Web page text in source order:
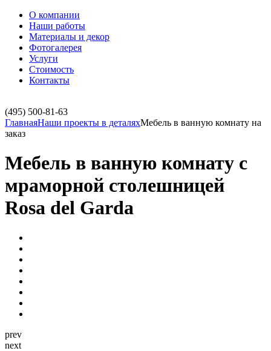
О компании
Наши работы
Материалы и декор
Фотогалерея
Услуги
Стоимость
Контакты
(495) 500-81-63
ГлавнаяНаши проекты в деталяхМебель в ванную комнату на
заказ
Мебель в ванную комнату с
мраморной столешницей
Rosa del Garda
prev
next